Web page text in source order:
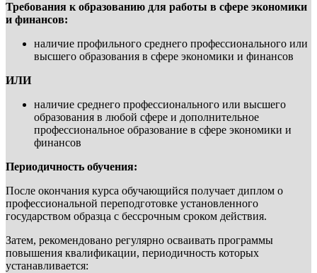
Требования к образованию для работы в сфере экономики
и финансов:
наличие профильного среднего профессионального или
высшего образования в сфере экономики и финансов
ИЛИ
наличие среднего профессионального или высшего
образования в любой сфере и дополнительное
профессиональное образование в сфере экономики и
финансов
Периодичность обучения:
После окончания курса обучающийся получает диплом о
профессиональной переподготовке установленного
государством образца с бессрочным сроком действия.
Затем, рекомендовано регулярно осваивать программы
повышения квалификации, периодичность которых
устанавливается: